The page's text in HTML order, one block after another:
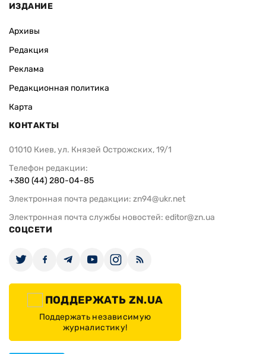
ИЗДАНИЕ
Архивы
Редакция
Реклама
Редакционная политика
Карта
КОНТАКТЫ
01010 Киев, ул. Князей Острожских, 19/1
Телефон редакции:
+380 (44) 280-04-85
Электронная почта редакции: zn94@ukr.net
Электронная почта службы новостей: editor@zn.ua
СОЦСЕТИ
ПОДДЕРЖАТЬ ZN.UA
Поддержать независимую
журналистику!